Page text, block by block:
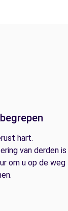
hart.
van derden is
om u op de